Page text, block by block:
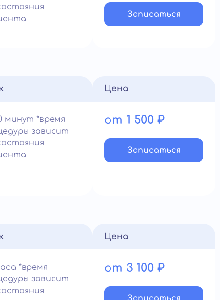
Записатьcя
минут *время
зависит
Цена
от 1 500 ₽
Записатьcя
*время
зависит
Цена
от 3 100 ₽
Записатьcя